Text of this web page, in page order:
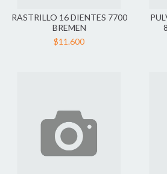
RASTRILLO 16 DIENTES 7700
BREMEN
$11.600